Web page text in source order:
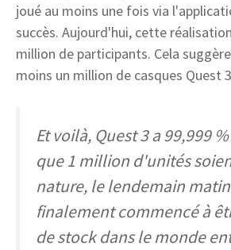
joué au moins une fois via
succès. Aujourd'hui, cette
million de participants. Cela
moins un million de casques Quest
Et voilà, Quest 3 a 99,999
que 1 million d'unités
nature, le lendemain
finalement commencé à
de stock dans le monde